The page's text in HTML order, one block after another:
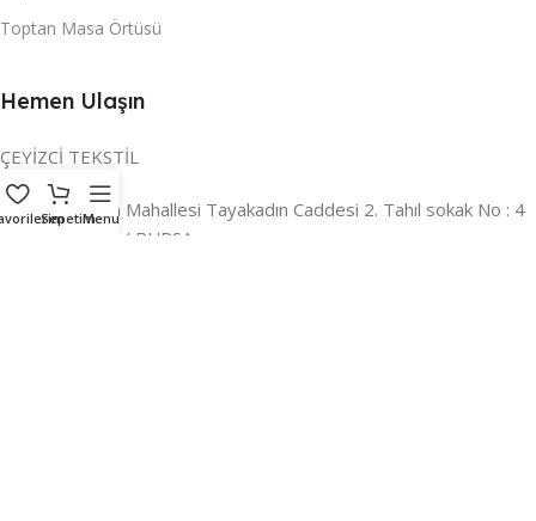
Toptan Masa Örtüsü
Hemen Ulaşın
ÇEYİZCİ TEKSTİL
Adres:Reyhan Mahallesi Tayakadın Caddesi 2. Tahıl sokak No : 4
/ a Osmangazi / BURSA
SepetimMenu